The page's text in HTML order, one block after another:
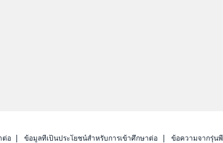
ต่อ ข้อมูลที่เป็นประโยชน์สำหรับการเข้าศึกษาต่อ ข้อความจากรุ่นพี่